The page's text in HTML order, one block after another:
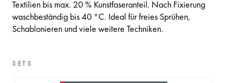
Textilien bis max. 20 % Kunstfaseranteil. Nach Fixierung
waschbeständig bis 40 °C. Ideal für freies Sprühen,
Schablonieren und viele weitere Techniken.
SETS